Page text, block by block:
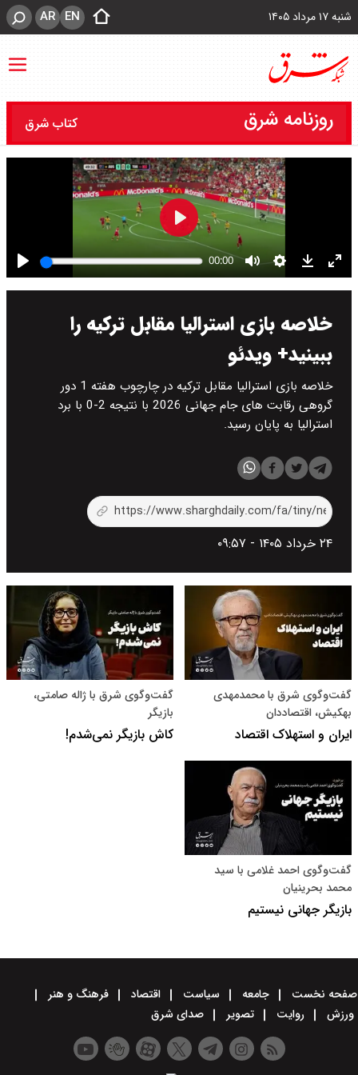
شنبه ۱۷ مرداد ۱۴۰۵ EN
AR
روزنامه شرق کتاب شرق
خلاصه بازی استرالیا مقابل ترکیه را
ببینید+ ویدئو
خلاصه بازی استرالیا مقابل ترکیه در چارچوب هفته 1 دور
گروهی رقابت های جام جهانی 2026 با نتیجه 2-0 با برد
استرالیا به پایان رسید.
۲۴ خرداد ۱۴۰۵ - ۰۹:۵۷
گفت‌و‌گوی شرق با محمدمهدی
بهکیش، اقتصاددان
ایران و استهلاک اقتصاد
گفت‌وگوی شرق با ژاله صامتی،
بازیگر
کاش بازیگر نمی‌شدم!
گفت‌وگوی احمد غلامی با سید
محمد بحرینیان
بازیگر جهانی نیستیم
صفحه نخست جامعه سیاست اقتصاد
فرهنگ و هنر
ورزش
روایت تصویر صدای شرق